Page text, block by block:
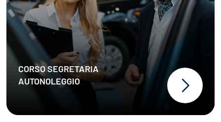
CORSO SEGRETARIA
AUTONOLEGGIO